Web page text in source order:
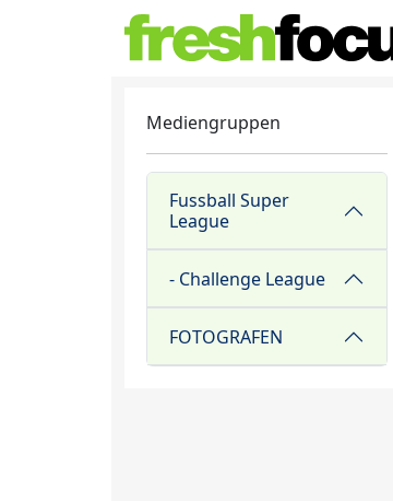
Mediengruppen
Fussball Super
League
- Challenge League
FOTOGRAFEN